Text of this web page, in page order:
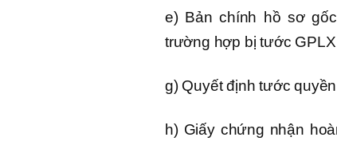
e) Bản chính hồ sơ
trường hợp bị tước
g) Quyết định tước
h) Giấy chứng nhận